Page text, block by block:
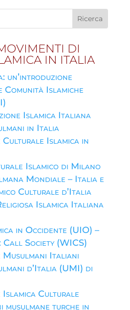
DI
IN ITALIA
un’introduzione
Comunità Islamiche
Islamica Italiana
in Italia
Culturale Islamica in
Islamico di Milano
Mondiale – Italia e
Culturale d’Italia
Islamica Italiana
in Occidente (UIO) –
Society (WICS)
Musulmani Italiani
d’Italia (UMI) di
Islamica Culturale
musulmane turche in